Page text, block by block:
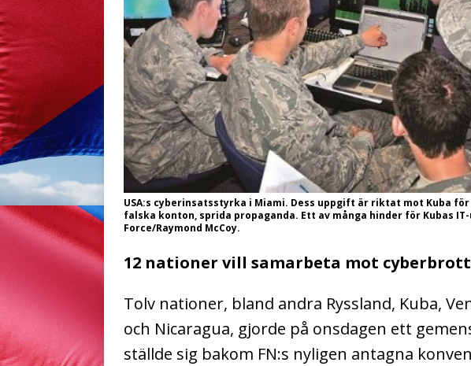
USA:s cyberinsatsstyrka i Miami. Dess uppgift är riktat mot Kuba
falska konton, sprida propaganda. Ett av många hinder för Kubas
Force/Raymond McCoy.
12 nationer vill samarbeta mot
Tolv nationer, bland andra Ryssland, Kuba,
och Nicaragua, gjorde på onsdagen ett
ställde sig bakom FN:s nyligen antagna